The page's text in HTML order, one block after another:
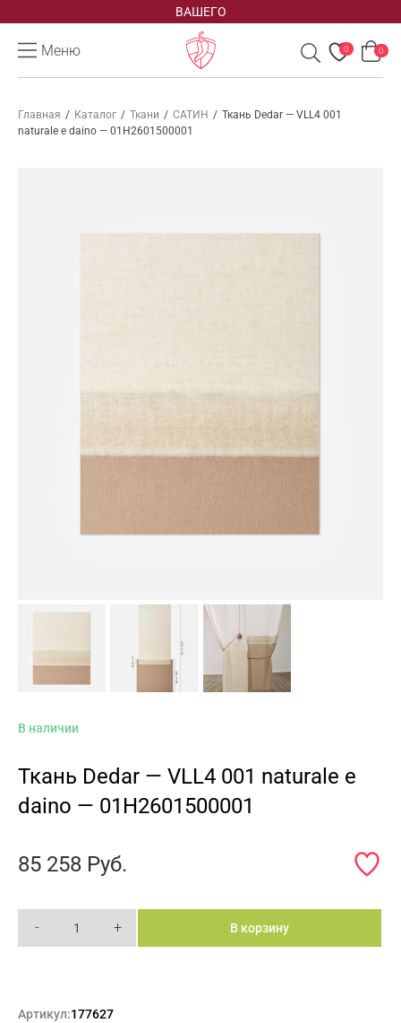
ВАШЕГО
Меню 0 0
Главная / Каталог / Ткани / САТИН / Ткань Dedar — VLL4 001
naturale e daino — 01H2601500001
В наличии
Ткань Dedar — VLL4 001 naturale e
daino — 01H2601500001
85 258 Руб.
- + В корзину
Артикул:177627